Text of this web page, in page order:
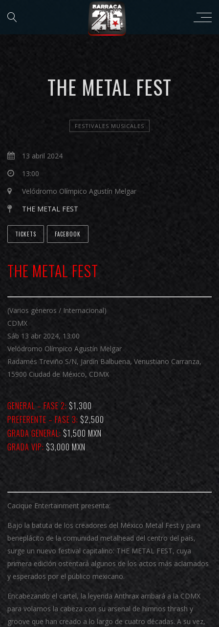
THE METAL FEST
FESTIVALES MUSICALES
13 abril 2024
13:00
Velódromo Olímpico Agustín Melgar
THE METAL FEST
TICKETS FACEBOOK
THE METAL FEST
(Varios géneros / Internacional)
CDMX
Sáb 13 abr 2024, 13:00
Velódromo Olímpico Agustín Melgar
Radamés Treviño S/N, Jardín Balbuena, Venustiano Carranza,
15900 Ciudad de México, CDMX
GENERAL – FASE 2: $1,300
PREFERENTE – FASE 3: $2,500
GRADA GENERAL: $1,500 MXN
GRADA VIP: $3,000 MXN
Cacique Entertainment presenta:
Bajo la batuta de los creadores del México Metal Fest y para
beneplácito de la comunidad metalhead del centro del país,
surge un nuevo festival capitalino: THE METAL FEST, cuya
primera edición ostentará algunos de los actos más aclamados
y esperados por el público mexicano.
Encabezando el cartel, la leyenda Anthrax arribará a la CDMX
para volarnos la cabeza con su arsenal de himnos thrash y
groove que han creado a lo largo de cuatro décadas. A su vez,